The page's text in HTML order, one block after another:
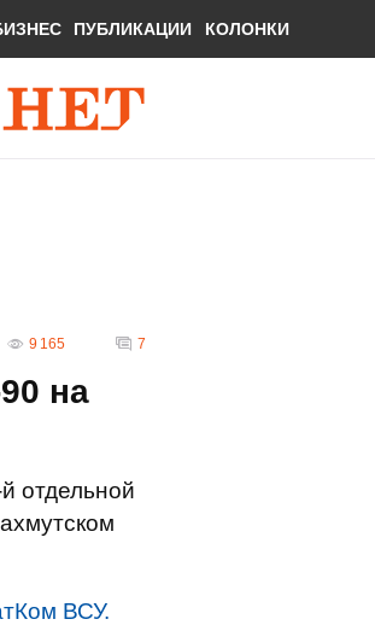
ПУБЛИКАЦИИ КОЛОНКИ
9 165 7
на
отдельной
ВСУ.